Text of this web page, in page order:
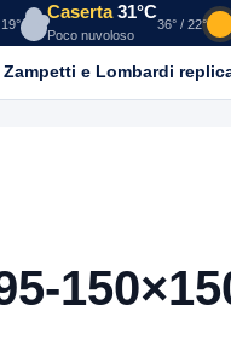
Caserta 31°C
Poco nuvoloso
36° / 22°
e Lombardi